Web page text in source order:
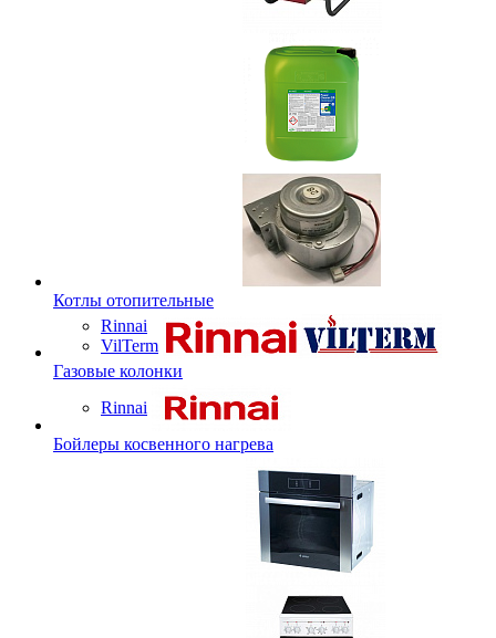
Котлы отопительные
Rinnai
VilTerm
Газовые колонки
Rinnai
Бойлеры косвенного нагрева